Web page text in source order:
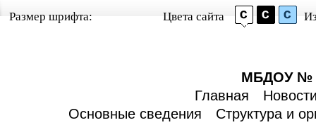
Размер шрифта: Цвета сайта
МБДОУ №
Главная
Основные сведения
Структура и